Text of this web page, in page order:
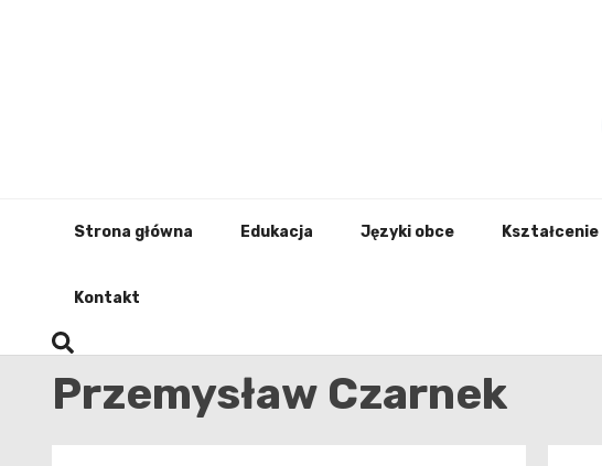
Strona główna Edukacja Języki obce Kształcenie
Kontakt
Przemysław Czarnek